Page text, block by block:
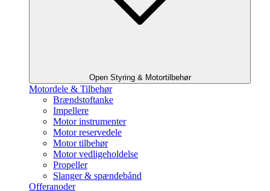
Open Styring & Motortilbehør
Motordele & Tilbehør
Brændstoftanke
Impellere
Motor instrumenter
Motor reservedele
Motor tilbehør
Motor vedligeholdelse
Propeller
Slanger & spændebånd
Offeranoder